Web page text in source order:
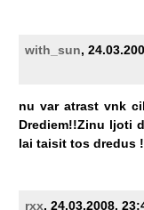
with_sun,
nu var atrast vnk
Drediem!!Zinu ljoti
lai taisit tos dredus !
rxx, 24.03.2008.